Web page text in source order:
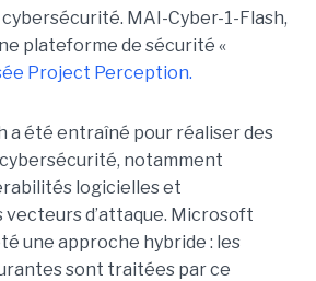
cybersécurité. MAI-Cyber-1-Flash,
plateforme de sécurité «
Project Perception.
a été entraîné pour réaliser des
notamment
logicielles et
vecteurs d’attaque. Microsoft
une approche hybride : les
sont traitées par ce